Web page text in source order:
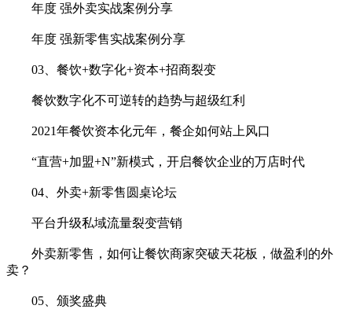
年度 强外卖实战案例分享
年度 强新零售实战案例分享
03、餐饮+数字化+资本+招商裂变
餐饮数字化不可逆转的趋势与超级红利
2021年餐饮资本化元年，餐企如何站上风口
“直营+加盟+N”新模式，开启餐饮企业的万店时代
04、外卖+新零售圆桌论坛
平台升级私域流量裂变营销
外卖新零售，如何让餐饮商家突破天花板，做盈利的外
卖？
05、颁奖盛典